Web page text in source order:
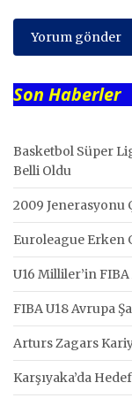
Son Haberler
Basketbol Süper
Belli Oldu
2009 Jenerasyonu
Euroleague Erken
U16 Milliler’in
FIBA U18 Avrupa
Arturs Zagars
Karşıyaka’da